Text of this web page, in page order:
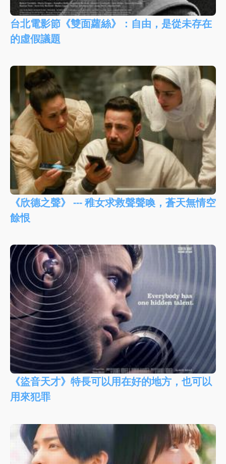
台北電影節《雙面蘿絲》：自由，是從未存在
的虛假議題
《欣德之聲》 --- 稚女求救聲聲喚，蒼天無情空
餘恨
《盜音天才》特長可以用在好的地方，也可以
用來犯罪